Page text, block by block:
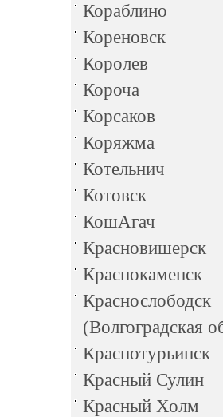
Кораблино
Кореновск
Королев
Короча
Корсаков
Коряжма
Котельнич
Котовск
КошАгач
Красновишерск
Краснокаменск
Краснослободск
(Волгоградская
Краснотурьинск
Красный Сулин
Красный Холм